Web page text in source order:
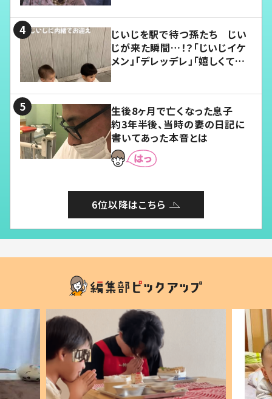
じいじを駅で待つ孫たち じい
じが来た瞬間…！？「じいじイケ
メン」「デレッデレ」「嬉しくて可
生後8ヶ月で亡くなった息子
約3年半後、当時の妻の日記に
書いてあった本音とは
6位以降はこちら